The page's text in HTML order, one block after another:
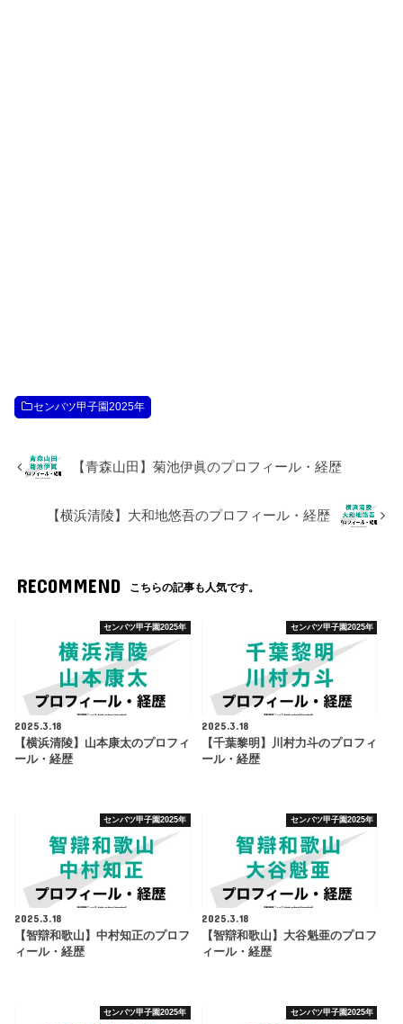
センバツ甲子園2025年
【青森山田】菊池伊眞のプロフィール・経歴
【横浜清陵】大和地悠吾のプロフィール・経歴
RECOMMEND こちらの記事も人気です。
センバツ甲子園2025年
2025.3.18
【横浜清陵】山本康太のプロフィ
ール・経歴
センバツ甲子園2025年
2025.3.18
【千葉黎明】川村力斗のプロフィ
ール・経歴
センバツ甲子園2025年
2025.3.18
【智辯和歌山】中村知正のプロフ
ィール・経歴
センバツ甲子園2025年
2025.3.18
【智辯和歌山】大谷魁亜のプロフ
ィール・経歴
センバツ甲子園2025年 センバツ甲子園2025年